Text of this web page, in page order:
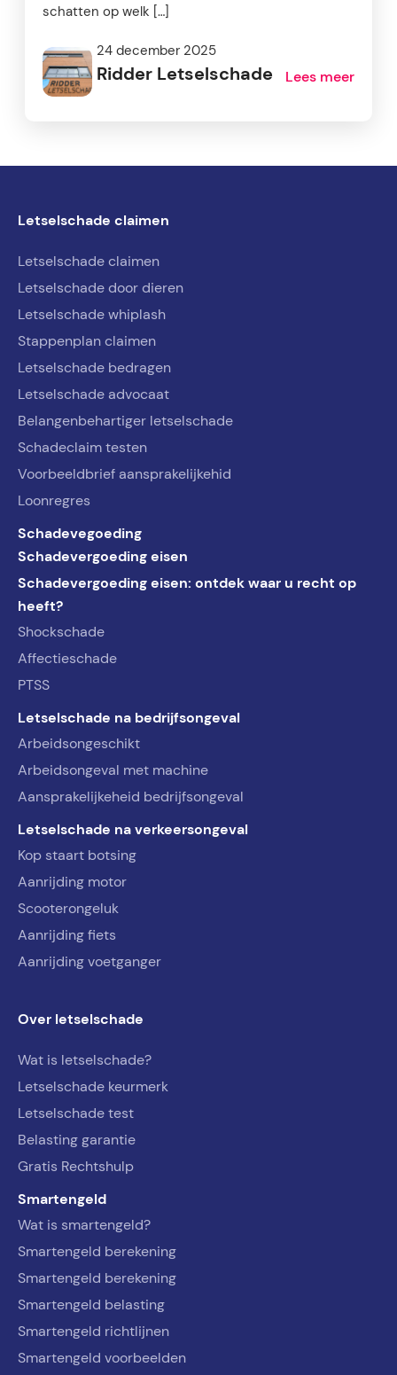
schatten op welk […]
24 december 2025
Ridder Letselschade Lees meer
Letselschade claimen
Letselschade claimen
Letselschade door dieren
Letselschade whiplash
Stappenplan claimen
Letselschade bedragen
Letselschade advocaat
Belangenbehartiger letselschade
Schadeclaim testen
Voorbeeldbrief aansprakelijkehid
Loonregres
Schadevegoeding
Schadevergoeding eisen
Schadevergoeding eisen: ontdek waar u recht op
heeft?
Shockschade
Affectieschade
PTSS
Letselschade na bedrijfsongeval
Arbeidsongeschikt
Arbeidsongeval met machine
Aansprakelijkeheid bedrijfsongeval
Letselschade na verkeersongeval
Kop staart botsing
Aanrijding motor
Scooterongeluk
Aanrijding fiets
Aanrijding voetganger
Over letselschade
Wat is letselschade?
Letselschade keurmerk
Letselschade test
Belasting garantie
Gratis Rechtshulp
Smartengeld
Wat is smartengeld?
Smartengeld berekening
Smartengeld berekening
Smartengeld belasting
Smartengeld richtlijnen
Smartengeld voorbeelden